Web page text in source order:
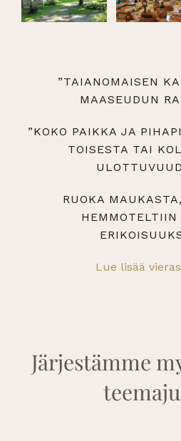
”TAIANOMAISEN
MAASEUDUN
”KOKO PAIKKA JA
TOISESTA TAI
RUOKA
Lue lisää
Järjestämme